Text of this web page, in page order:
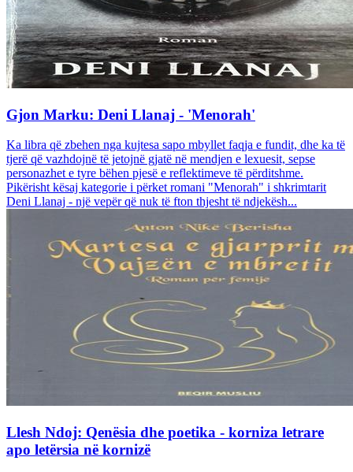
Gjon Marku: Deni Llanaj - 'Menorah'
Ka libra që zbehen nga kujtesa sapo mbyllet faqja e fundit, dhe ka të
tjerë që vazhdojnë të jetojnë gjatë në mendjen e lexuesit, sepse
personazhet e tyre bëhen pjesë e reflektimeve të përditshme.
Pikërisht kësaj kategorie i përket romani "Menorah" i shkrimtarit
Deni Llanaj - një vepër që nuk të fton thjesht të ndjekësh...
Llesh Ndoj: Qenësia dhe poetika - korniza letrare
apo letërsia në kornizë